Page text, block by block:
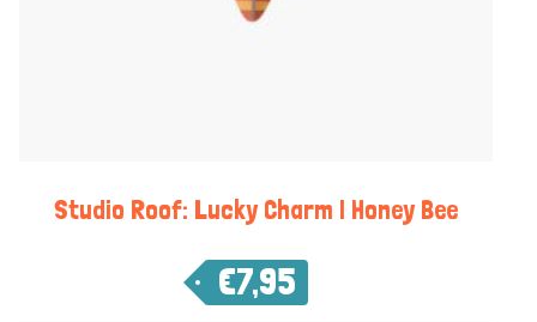
Studio Roof: Lucky Charm | Honey Bee
€7,95